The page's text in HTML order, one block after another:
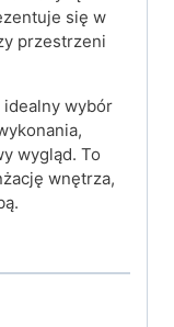
się w
przestrzeni
idealny wybór
wygląd. To
wnętrza,